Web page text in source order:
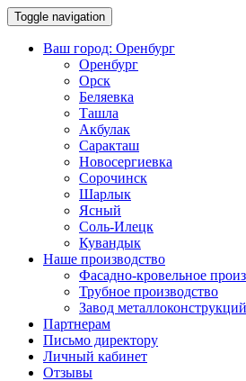
Toggle navigation
Ваш город: Оренбург
Оренбург
Орск
Беляевка
Ташла
Акбулак
Саракташ
Новосергиевка
Сорочинск
Шарлык
Ясный
Соль-Илецк
Кувандык
Наше производство
Фасадно-кровельное
Трубное производство
Завод металлоконструкций
Партнерам
Письмо директору
Личный кабинет
Отзывы